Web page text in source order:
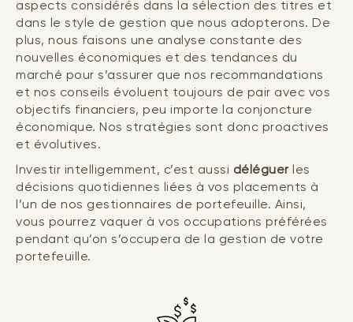
aspects considérés dans la sélection des titres et
dans le style de gestion que nous adopterons. De
plus, nous faisons une analyse constante des
nouvelles économiques et des tendances du
marché pour s’assurer que nos recommandations
et nos conseils évoluent toujours de pair avec vos
objectifs financiers, peu importe la conjoncture
économique. Nos stratégies sont donc proactives
et évolutives.
Investir intelligemment, c’est aussi déléguerles
décisions quotidiennes liées à vos placements à
l’un de nos gestionnaires de portefeuille. Ainsi,
vous pourrez vaquer à vos occupations préférées
pendant qu’on s’occupera de la gestion de votre
portefeuille.